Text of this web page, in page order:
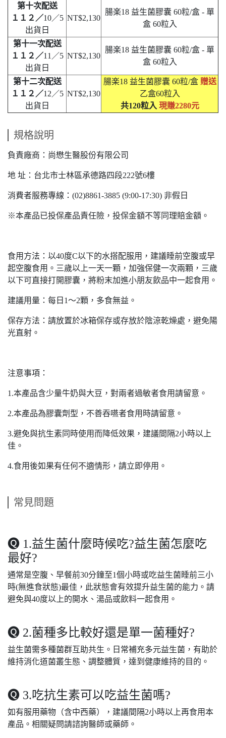
第十次配送
１１２／10／5
出貨日
NT$2,130
腸楽18 益生菌膠囊 60粒/盒 - 單
盒 60粒入
第十一次配送
１１２／11／5
出貨日
NT$2,130
腸楽18 益生菌膠囊 60粒/盒 - 單
盒 60粒入
第十二次配送
１１２／12／5
出貨日
NT$2,130
腸楽18 益生菌膠囊 60粒/盒 贈送
乙盒60粒入
共120粒入 現賺2280元
規格說明
負責廠商：尚懋生醫股份有限公司
地 址：台北市士林區承德路四段222號6樓
消費者服務專線：(02)8861-3885 (9:00-17:30) 非假日
※本產品已投保產品責任險，投保金額不等同理賠金額。
食用方法：以40度C以下的水搭配服用，建議睡前空腹或早
起空腹食用。三歲以上一天一顆，加強保健一次兩顆，三歲
以下可直接打開膠囊，將粉末加進小朋友飲品中一起食用。
建議用量：每日1～2顆，多食無益。
保存方法：請放置於冰箱保存或存放於陰涼乾燥處，避免陽
光直射。
注意事項：
1.本產品含少量牛奶與大豆，對兩者過敏者食用請留意。
2.本產品為膠囊劑型，不善吞嚥者食用時請留意。
3.避免與抗生素同時使用而降低效果，建議間隔2小時以上
佳。
4.食用後如果有任何不適情形，請立即停用。
常見問題
🅠 1.益生菌什麼時候吃?益生菌怎麼吃
最好?
通常是空腹、早餐前30分鐘至1個小時或吃益生菌睡前三小
時(無進食狀態)最佳，此狀態會有效提升益生菌的能力。請
避免與40度以上的開水、湯品或飲料一起食用。
🅠 2.菌種多比較好還是單一菌種好?
益生菌需多種菌群互助共生。日常補充多元益生菌，有助於
維持消化道菌叢生態、調整體質，達到健康維持的目的。
🅠 3.吃抗生素可以吃益生菌嗎?
如有服用藥物（含中西藥），建議間隔2小時以上再食用本
產品。相關疑問請諮詢醫師或藥師。